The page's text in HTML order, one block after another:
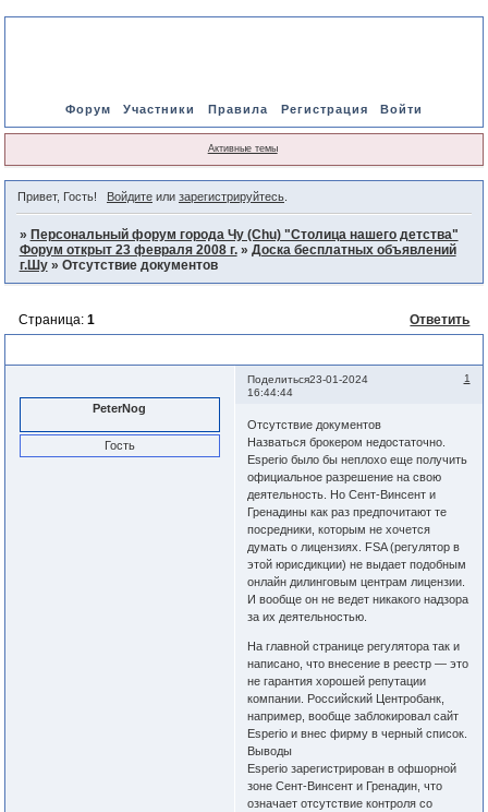
Форум Участники Правила Регистрация Войти
Активные темы
Привет, Гость! Войдитеили зарегистрируйтесь.
» Персональный форум города Чу (Chu) "Столица нашего детства"
Форум открыт 23 февраля 2008 г. » Доска бесплатных объявлений
г.Шу » Отсутствие документов
Страница: 1 Ответить
Поделиться 1
23-01-2024
16:44:44
PeterNog
Гость
Отсутствие документов
Назваться брокером недостаточно.
Esperio было бы неплохо еще получить
официальное разрешение на свою
деятельность. Но Сент-Винсент и
Гренадины как раз предпочитают те
посредники, которым не хочется
думать о лицензиях. FSA (регулятор в
этой юрисдикции) не выдает подобным
онлайн дилинговым центрам лицензии.
И вообще он не ведет никакого надзора
за их деятельностью.
На главной странице регулятора так и
написано, что внесение в реестр — это
не гарантия хорошей репутации
компании. Российский Центробанк,
например, вообще заблокировал сайт
Esperio и внес фирму в черный список.
Выводы
Esperio зарегистрирован в офшорной
зоне Сент-Винсент и Гренадин, что
означает отсутствие контроля со